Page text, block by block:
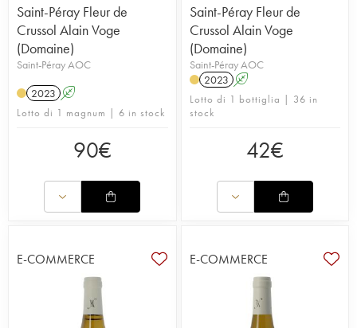
Saint-Péray Fleur de
Crussol Alain Voge
(Domaine)
Saint-Péray AOC
2023 A
Lotto di 1 magnum | 6 in stock
90€
Saint-Péray Fleur de
Crussol Alain Voge
(Domaine)
Saint-Péray AOC
2023 A
Lotto di 1 bottiglia | 36 in
stock
42€
E-COMMERCE E-COMMERCE